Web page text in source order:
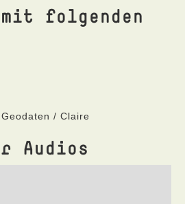
folgenden
/ Claire
Audios